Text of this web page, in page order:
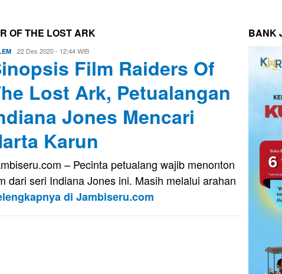
OF THE LOST ARK
Eri22 Des 2020 - 12:44 WIB
Film Raiders Of
Lost Ark, Petualangan
Jones Mencari
Karun
– Pecinta petualang wajib menonton
dari seri Indiana Jones ini. Masih melalui arahan
di Jambiseru.com
BANK